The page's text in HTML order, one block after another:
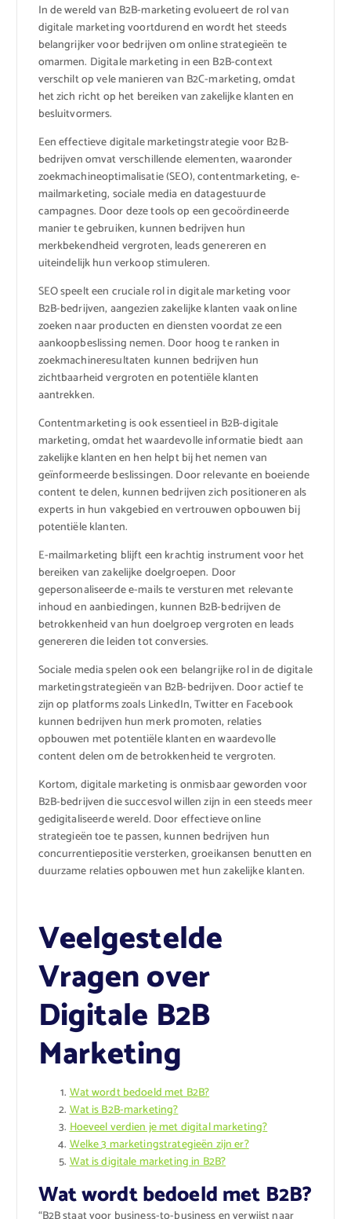
In de wereld van B2B-marketing evolueert de rol van
digitale marketing voortdurend en wordt het steeds
belangrijker voor bedrijven om online strategieën te
omarmen. Digitale marketing in een B2B-context
verschilt op vele manieren van B2C-marketing, omdat
het zich richt op het bereiken van zakelijke klanten en
besluitvormers.
Een effectieve digitale marketingstrategie voor B2B-
bedrijven omvat verschillende elementen, waaronder
zoekmachineoptimalisatie (SEO), contentmarketing, e-
mailmarketing, sociale media en datagestuurde
campagnes. Door deze tools op een gecoördineerde
manier te gebruiken, kunnen bedrijven hun
merkbekendheid vergroten, leads genereren en
uiteindelijk hun verkoop stimuleren.
SEO speelt een cruciale rol in digitale marketing voor
B2B-bedrijven, aangezien zakelijke klanten vaak online
zoeken naar producten en diensten voordat ze een
aankoopbeslissing nemen. Door hoog te ranken in
zoekmachineresultaten kunnen bedrijven hun
zichtbaarheid vergroten en potentiële klanten
aantrekken.
Contentmarketing is ook essentieel in B2B-digitale
marketing, omdat het waardevolle informatie biedt aan
zakelijke klanten en hen helpt bij het nemen van
geïnformeerde beslissingen. Door relevante en boeiende
content te delen, kunnen bedrijven zich positioneren als
experts in hun vakgebied en vertrouwen opbouwen bij
potentiële klanten.
E-mailmarketing blijft een krachtig instrument voor het
bereiken van zakelijke doelgroepen. Door
gepersonaliseerde e-mails te versturen met relevante
inhoud en aanbiedingen, kunnen B2B-bedrijven de
betrokkenheid van hun doelgroep vergroten en leads
genereren die leiden tot conversies.
Sociale media spelen ook een belangrijke rol in de digitale
marketingstrategieën van B2B-bedrijven. Door actief te
zijn op platforms zoals LinkedIn, Twitter en Facebook
kunnen bedrijven hun merk promoten, relaties
opbouwen met potentiële klanten en waardevolle
content delen om de betrokkenheid te vergroten.
Kortom, digitale marketing is onmisbaar geworden voor
B2B-bedrijven die succesvol willen zijn in een steeds meer
gedigitaliseerde wereld. Door effectieve online
strategieën toe te passen, kunnen bedrijven hun
concurrentiepositie versterken, groeikansen benutten en
duurzame relaties opbouwen met hun zakelijke klanten.
Veelgestelde
Vragen over
Digitale B2B
Marketing
Wat wordt bedoeld met B2B?
Wat is B2B-marketing?
Hoeveel verdien je met digital marketing?
Welke 3 marketingstrategieën zijn er?
Wat is digitale marketing in B2B?
Wat wordt bedoeld met B2B?